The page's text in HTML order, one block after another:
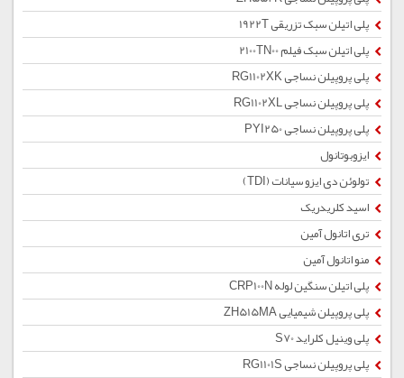
پلی اتیلن سبک تزریقی 1922T
پلی اتیلن سبک فیلم 2100TN00
پلی پروپیلن نساجی RG1102XK
پلی پروپیلن نساجی RG1102XL
پلی پروپیلن نساجی PYI250
ایزوبوتانول
تولوئن دی ایزو سیانات (TDI)
اسید کلریدریک
تری اتانول آمین
منو اتانول آمین
پلی اتیلن سنگین لوله CRP100N
پلی پروپیلن شیمیایی ZH515MA
پلی وینیل کلراید S70
پلی پروپیلن نساجی RG1101S